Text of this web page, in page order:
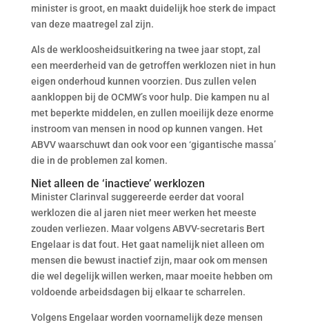
minister is groot, en maakt duidelijk hoe sterk de impact
van deze maatregel zal zijn.
Als de werkloosheidsuitkering na twee jaar stopt, zal
een meerderheid van de getroffen werklozen niet in hun
eigen onderhoud kunnen voorzien. Dus zullen velen
aankloppen bij de OCMW’s voor hulp. Die kampen nu al
met beperkte middelen, en zullen moeilijk deze enorme
instroom van mensen in nood op kunnen vangen. Het
ABVV waarschuwt dan ook voor een ‘gigantische massa’
die in de problemen zal komen.
Niet alleen de ‘inactieve’ werklozen
Minister Clarinval suggereerde eerder dat vooral
werklozen die al jaren niet meer werken het meeste
zouden verliezen. Maar volgens ABVV-secretaris Bert
Engelaar is dat fout. Het gaat namelijk niet alleen om
mensen die bewust inactief zijn, maar ook om mensen
die wel degelijk willen werken, maar moeite hebben om
voldoende arbeidsdagen bij elkaar te scharrelen.
Volgens Engelaar worden voornamelijk deze mensen